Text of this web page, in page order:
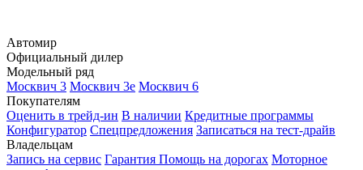
Автомир
Официальный дилер
Модельный ряд
Москвич 3 Москвич 3е Москвич 6
Покупателям
Оценить в трейд-ин В наличии Кредитные программы
Конфигуратор Спецпредложения Записаться на тест-драйв
Владельцам
Запись на сервис Гарантия Помощь на дорогах Моторное